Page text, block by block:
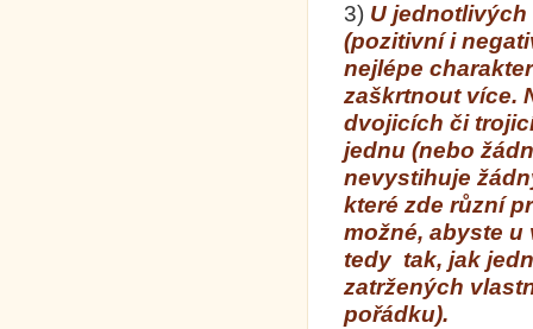
3) U
(pozitivní i
nejlépe
zaškrtnout více.
dvojicích či
jednu (nebo
nevystihuje
které zde různí
možné, abyste
tedy tak, jak
zatržených
pořádku).